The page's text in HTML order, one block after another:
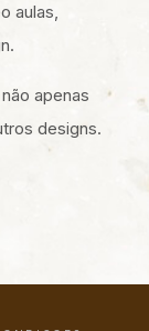
aulas,
apenas
designs.